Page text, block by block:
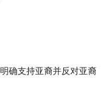
确支持亚裔并反对亚裔